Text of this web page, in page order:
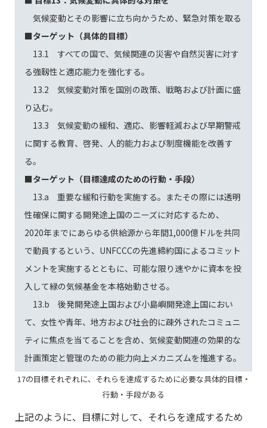
気候変動とその影響に立ち向かうため、緊急対策を取る
■ターゲット（具体的目標）
13.1 すべての国で、気候関連の災害や自然災害に対す
る強靱性と適応能力を強化する。
13.2 気候変動対策を国別の政策、戦略および計画に盛
り込む。
13.3 気候変動の緩和、適応、影響軽減および早期警戒
に関する教育、啓発、人的能力および制度機能を改善す
る。
■ターゲット（目標達成のための行動・手段）
13.a 重要な緩和行動を実施する。またその際には透明
性確保に関する開発途上国のニーズに対応するため、
2020年までにあらゆる供給源から年間1,000億ドルを共同
で動員するという、UNFCCCの先進締約国によるコミット
メントを実施するとともに、可能な限り速やかに資本を投
入して緑の気候基金を本格始動させる。
13.b 後発開発途上国および小島嶼開発途上国におい
て、女性や青年、地方および社会的に疎外されたコミュニ
ティに焦点を当てることを含め、気候変動関連の効果的な
計画策定と管理のための能力向上メカニズムを推進する。
17の目標それぞれに、それらを達成するために必要な具体的目標・
行動・手段がある
上記のように、目標に対して、それらを達成するため